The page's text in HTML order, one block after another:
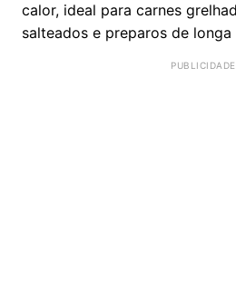
calor, ideal para carnes
salteados e preparos de longa